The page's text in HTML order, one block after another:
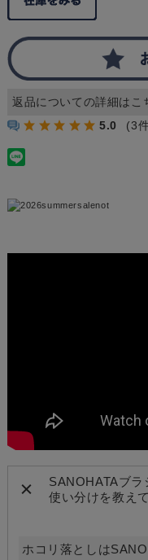
返品についての詳細はこ
5.0
(3
SANOHATAブ
使い分けを教え
ホコリ落としは